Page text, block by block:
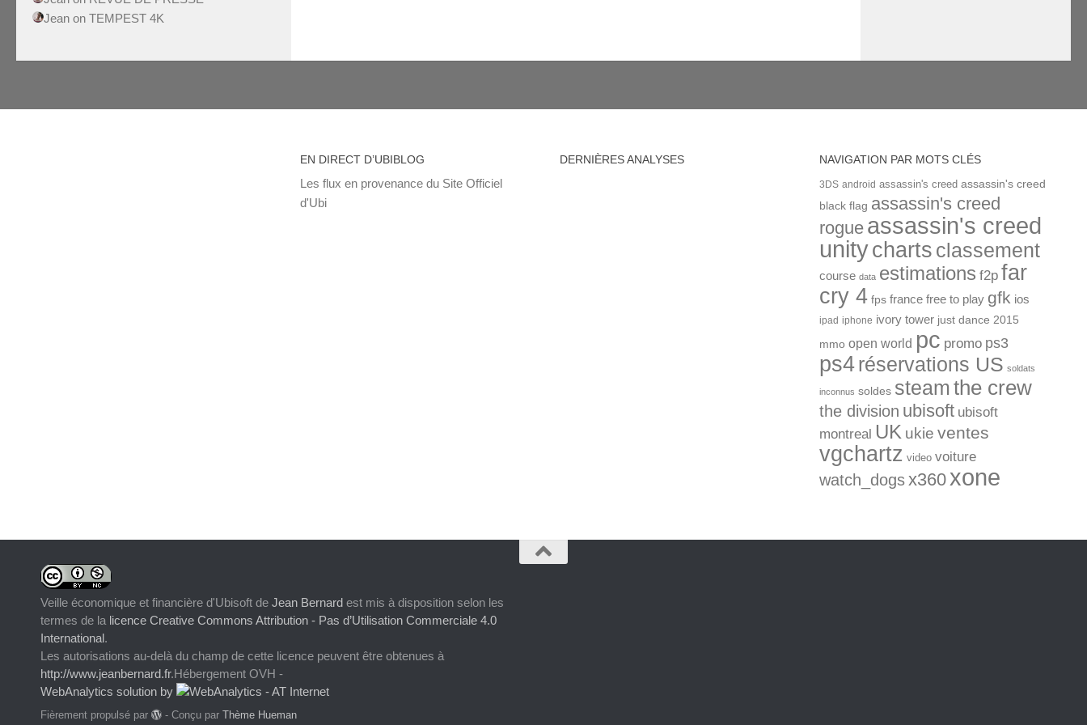
Jean on TEMPEST 4K
EN DIRECT D’UBIBLOG
Les flux en provenance du Site Officiel
d'Ubi
DERNIÈRES ANALYSES NAVIGATION PAR MOTS CLÉS
3DS android assassin's creed assassin's creed
black flag assassin's creed
rogue assassin's creed
unitycharts classement
course data estimations f2p far
cry 4 fps france free to play gfk ios
ipad iphone ivory tower just dance 2015
mmo open world pc promo ps3
ps4réservations US soldats
inconnus soldes steamthe crew
the division ubisoft ubisoft
montreal UK ukie ventes
vgchartz video voiture
watch_dogsx360 xone
Veille économique et financière d'Ubisoft de Jean Bernard est mis à disposition selon les
termes de la licence Creative Commons Attribution - Pas d’Utilisation Commerciale 4.0
International.
Les autorisations au-delà du champ de cette licence peuvent être obtenues à
http://www.jeanbernard.fr.Hébergement OVH -
WebAnalytics solution by
Fièrement propulsé par - Conçu parThème Hueman